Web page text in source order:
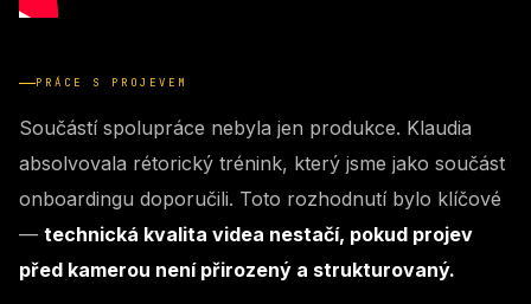
PRÁCE S PROJEVEM
Součástí spolupráce nebyla jen produkce. Klaudia
absolvovala rétorický trénink, který jsme jako součást
onboardingu doporučili. Toto rozhodnutí bylo klíčové
— technická kvalita videa nestačí, pokud projev
před kamerou není přirozený a strukturovaný.